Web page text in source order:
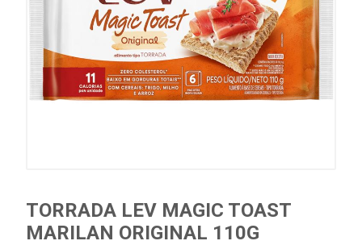
TORRADA LEV MAGIC TOAST
MARILAN ORIGINAL 110G